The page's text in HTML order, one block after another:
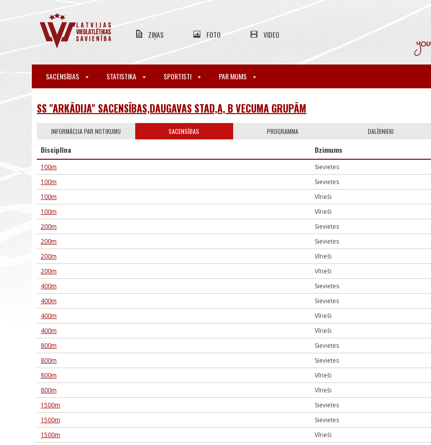
ZIŅAS FOTO VIDEO
SACENSĪBAS STATISTIKA SPORTISTI PAR MUMS
SS "ARKĀDIJA" SACENSĪBAS,DAUGAVAS STAD,A, B VECUMA GRUPĀM
INFORMĀCIJA PAR NOTIKUMU SACENSĪBAS PROGRAMMA DALĪBNIEKI
Disciplīna Dzimums
100m
Sievietes
100m
Sievietes
100m
Vīrieši
100m
Vīrieši
200m
Sievietes
200m
Sievietes
200m
Vīrieši
200m
Vīrieši
400m
Sievietes
400m
Sievietes
400m
Vīrieši
400m
Vīrieši
800m
Sievietes
800m
Sievietes
800m
Vīrieši
800m
Vīrieši
1500m
Sievietes
1500m
Sievietes
1500m
Vīrieši